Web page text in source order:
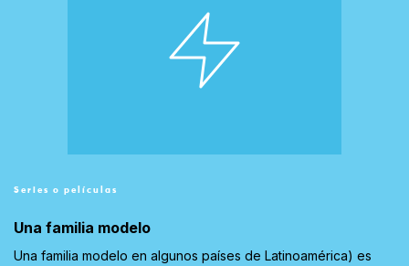
Series o películas
Una familia modelo
Una familia modelo en algunos países de Latinoamérica) es